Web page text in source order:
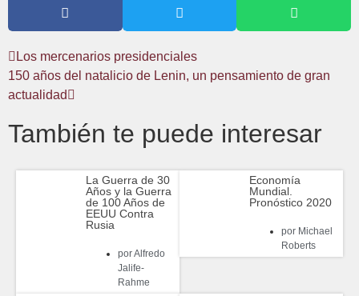
Los mercenarios presidenciales
150 años del natalicio de Lenin, un pensamiento de gran
actualidad
También te puede interesar
La Guerra de 30
Años y la Guerra
de 100 Años de
EEUU Contra
Rusia
porAlfredo
Jalife-
Rahme
Economía
Mundial.
Pronóstico 2020
porMichael
Roberts